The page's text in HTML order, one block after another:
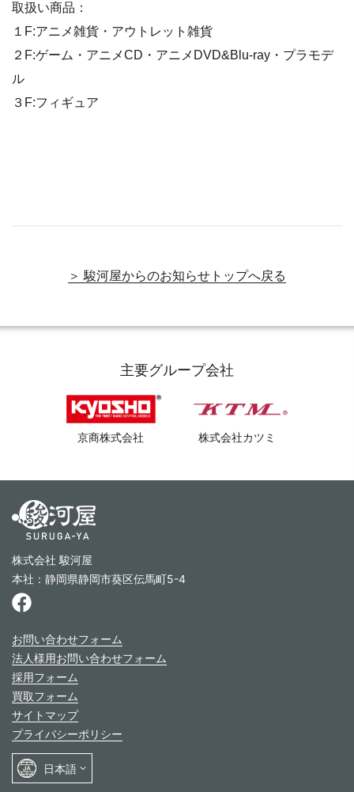
取扱い商品：
１F:アニメ雑貨・アウトレット雑貨
２F:ゲーム・アニメCD・アニメDVD&Blu-ray・プラモデ
ル
３F:フィギュア
＞ 駿河屋からのお知らせトップへ戻る
主要グループ会社
京商株式会社 株式会社カツミ
株式会社 駿河屋
本社：静岡県静岡市葵区伝馬町5-4
お問い合わせフォーム
法人様用お問い合わせフォーム
採用フォーム
買取フォーム
サイトマップ
プライバシーポリシー